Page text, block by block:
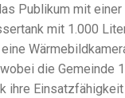
Publikum mit
mit 1.000
die Gemeinde
ihre